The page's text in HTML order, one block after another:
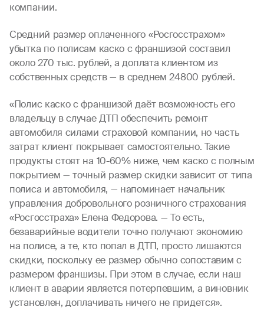
компании.
Средний размер оплаченного «Росгосстрахом»
убытка по полисам каско с франшизой составил
около 270 тыс. рублей, а доплата клиентом из
собственных средств — в среднем 24800 рублей.
«Полис каско с франшизой даёт возможность его
владельцу в случае ДТП обеспечить ремонт
автомобиля силами страховой компании, но часть
затрат клиент покрывает самостоятельно. Такие
продукты стоят на 10-60% ниже, чем каско с полным
покрытием — точный размер скидки зависит от типа
полиса и автомобиля, — напоминает начальник
управления добровольного розничного страхования
«Росгосстраха» Елена Федорова. — То есть,
безаварийные водители точно получают экономию
на полисе, а те, кто попал в ДТП, просто лишаются
скидки, поскольку ее размер обычно сопоставим с
размером франшизы. При этом в случае, если наш
клиент в аварии является потерпевшим, а виновник
установлен, доплачивать ничего не придется».